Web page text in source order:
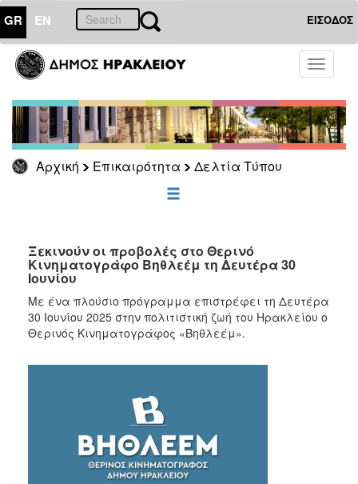
GR EN ΕΙΣΟΔΟΣ
Toggle
Αρχική Επικαιρότητα Δελτία Τύπου
ΕΠΙΚΑΙΡΟΤΗΤΑ
Τύπου
Αρχείο
ΕΠΙΣΚΕΠΤΗΣ
ΗΡΑΚΛΕΙΟ
Ξεκινούν οι προβολές στο Θερινό
Κινηματογράφο Βηθλεέμ τη Δευτέρα 30
Ιουνίου
Με ένα πλούσιο πρόγραμμα επιστρέφει τη Δευτέρα
30 Ιουνίου 2025 στην πολιτιστική ζωή του Ηρακλείου ο
Θερινός Κινηματογράφος «Βηθλεέμ».